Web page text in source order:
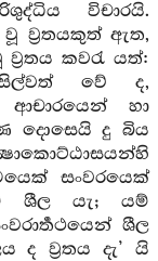
විචාරයි.
වූ ව්‍රතයකුත් ඇත,
කවරැ යත්:
වේ ද,
ආචාරයෙන් හා
දොසෙයි දු බිය
සංවරයෙක්
ශීල යැ; යම්
ශීල
ද ව්‍රතය දැ’ යි